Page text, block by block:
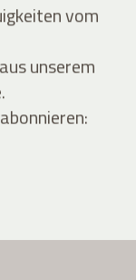
vom
unserem